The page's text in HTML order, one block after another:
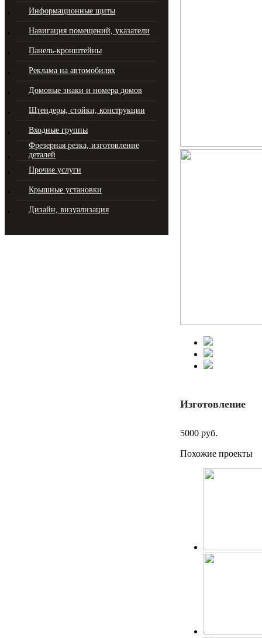
Информационные щиты
Навигация помещений, указатели
Панель-кронштейны
Реклама на автомобилях
Домовые знаки и номера домов
Штендеры, стойки, конструкции
Входные группы
Фрезерная резка, изготовление
деталей
Прочие услуги
Крышные установки
Дизайн, визуализация
Изготовление
5000 руб.
Похожие проекты